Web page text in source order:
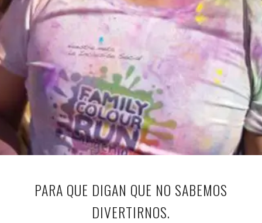
PARA QUE DIGAN QUE NO SABEMOS
DIVERTIRNOS.